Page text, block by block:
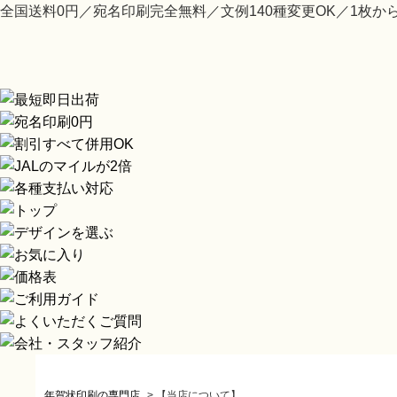
全国送料0円／宛名印刷完全無料／文例140種変更OK／1枚か